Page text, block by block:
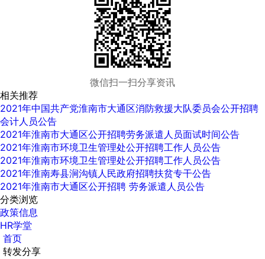
微信扫一扫分享资讯
相关推荐
2021年中国共产党淮南市大通区消防救援大队委员会公开招聘
会计人员公告
2021年淮南市大通区公开招聘劳务派遣人员面试时间公告
2021年淮南市环境卫生管理处公开招聘工作人员公告
2021年淮南市环境卫生管理处公开招聘工作人员公告
2021年淮南寿县涧沟镇人民政府招聘扶贫专干公告
2021年淮南市大通区公开招聘 劳务派遣人员公告
分类浏览
政策信息
HR学堂
首页
转发分享